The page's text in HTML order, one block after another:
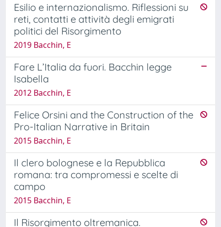
Esilio e internazionalismo. Riflessioni su
reti, contatti e attività degli emigrati
politici del Risorgimento
2019 Bacchin, E
Fare L’Italia da fuori. Bacchin legge
Isabella
2012 Bacchin, E
Felice Orsini and the Construction of the
Pro-Italian Narrative in Britain
2015 Bacchin, E
Il clero bolognese e la Repubblica
romana: tra compromessi e scelte di
campo
2015 Bacchin, E
Il Risorgimento oltremanica.